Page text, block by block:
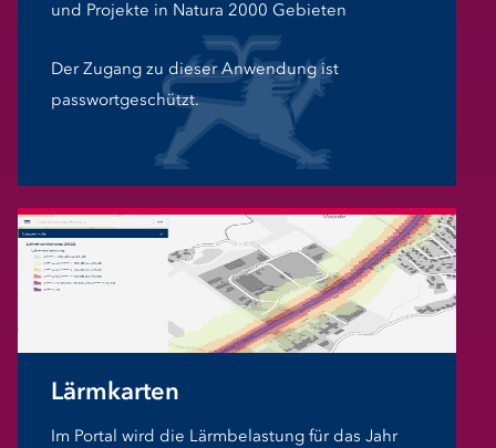
und Projekte in Natura 2000 Gebieten
Der Zugang zu dieser Anwendung ist
passwortgeschützt.
Lärmkarten
Im Portal wird die Lärmbelastung für das Jahr